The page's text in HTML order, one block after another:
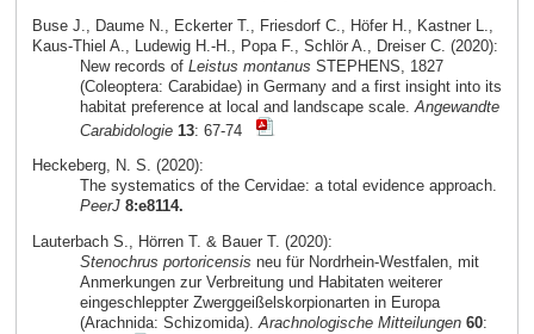
Buse J., Daume N., Eckerter T., Friesdorf C., Höfer H., Kastner L.,
Kaus-Thiel A., Ludewig H.-H., Popa F., Schlör A., Dreiser C. (2020):
New records of Leistus montanus STEPHENS, 1827
(Coleoptera: Carabidae) in Germany and a first insight into its
habitat preference at local and landscape scale. Angewandte
Carabidologie 13: 67-74
Heckeberg, N. S. (2020):
The systematics of the Cervidae: a total evidence approach.
PeerJ 8:e8114.
Lauterbach S., Hörren T. & Bauer T. (2020):
Stenochrus portoricensis neu für Nordrhein-Westfalen, mit
Anmerkungen zur Verbreitung und Habitaten weiterer
eingeschleppter Zwerggeißelskorpionarten in Europa
(Arachnida: Schizomida).Arachnologische Mitteilungen 60: